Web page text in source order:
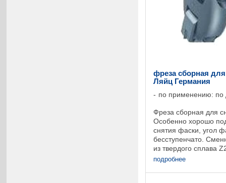
фреза сборная
Ляйц Германия
по применению: по
Фреза сборная для
Особенно хорошо
снятия фаски, угол
бесступенчато.
из твердого сплава
шкала для быстрой и
подробнее